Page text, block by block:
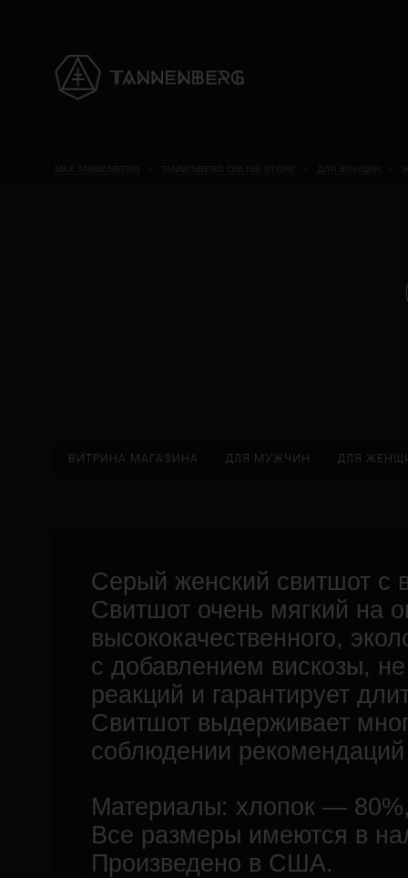
MAX TANNENBERG TANNENBERG ONLINE STORE ДЛЯ ЖЕНЩИН
ВИТРИНА МАГАЗИНА ДЛЯ МУЖЧИН ДЛЯ
Серый женский свитшот с
Свитшот очень мягкий на
высококачественного,
с добавлением вискозы,
реакций и гарантирует
Свитшот выдерживает
соблюдении рекомендаций
Материалы: хлопок —
Все размеры имеются в
Произведено в США.